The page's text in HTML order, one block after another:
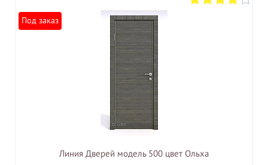
Под заказ
Линия Дверей модель 500 цвет Ольха